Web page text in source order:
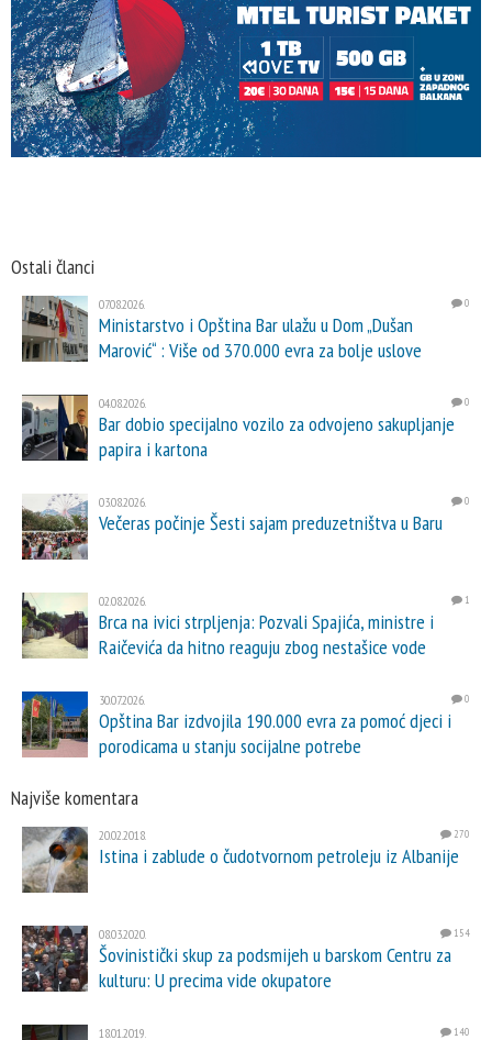
Ostali članci
07.08.2026. 0
Ministarstvo i Opština Bar ulažu u Dom „Dušan
Marović“ : Više od 370.000 evra za bolje uslove
04.08.2026. 0
Bar dobio specijalno vozilo za odvojeno sakupljanje
papira i kartona
03.08.2026. 0
Večeras počinje Šesti sajam preduzetništva u Baru
02.08.2026. 1
Brca na ivici strpljenja: Pozvali Spajića, ministre i
Raičevića da hitno reaguju zbog nestašice vode
30.07.2026. 0
Opština Bar izdvojila 190.000 evra za pomoć djeci i
porodicama u stanju socijalne potrebe
Najviše komentara
20.02.2018. 270
Istina i zablude o čudotvornom petroleju iz Albanije
08.03.2020. 154
Šovinistički skup za podsmijeh u barskom Centru za
kulturu: U precima vide okupatore
18.01.2019. 140